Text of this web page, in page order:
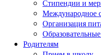
Стипендии и
Международное
Организация
Родителям